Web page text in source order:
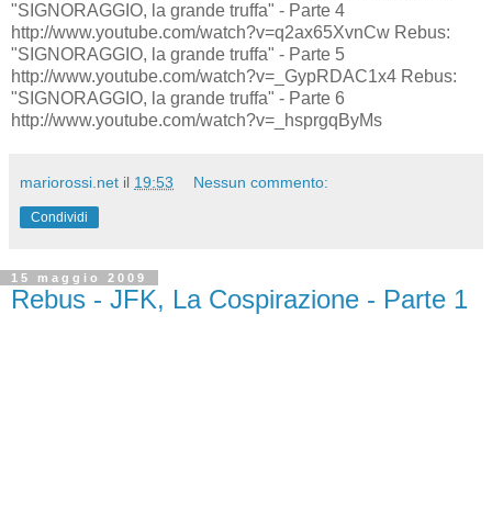
"SIGNORAGGIO, la grande truffa" - Parte 4
http://www.youtube.com/watch?v=q2ax65XvnCw Rebus:
"SIGNORAGGIO, la grande truffa" - Parte 5
http://www.youtube.com/watch?v=_GypRDAC1x4 Rebus:
"SIGNORAGGIO, la grande truffa" - Parte 6
http://www.youtube.com/watch?v=_hsprgqByMs
mariorossi.net il 19:53 Nessun commento:
Condividi
15 maggio 2009
Rebus - JFK, La Cospirazione - Parte 1